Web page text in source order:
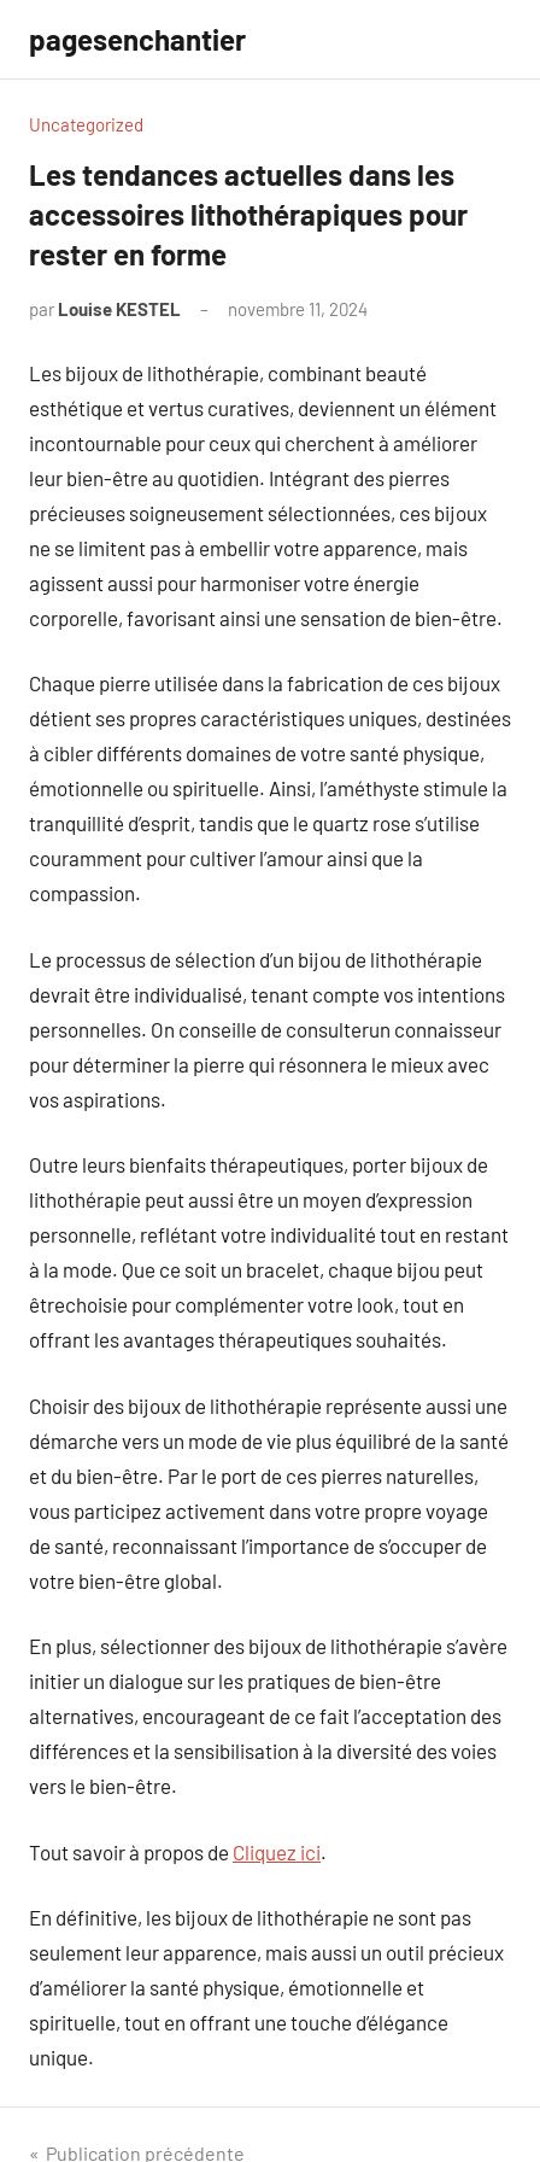
contenu
pagesenchantier
Uncategorized
Les tendances actuelles dans les
accessoires lithothérapiques pour
rester en forme
par Louise KESTEL novembre 11, 2024
Les bijoux de lithothérapie, combinant beauté
esthétique et vertus curatives, deviennent un élément
incontournable pour ceux qui cherchent à améliorer
leur bien-être au quotidien. Intégrant des pierres
précieuses soigneusement sélectionnées, ces bijoux
ne se limitent pas à embellir votre apparence, mais
agissent aussi pour harmoniser votre énergie
corporelle, favorisant ainsi une sensation de bien-être.
Chaque pierre utilisée dans la fabrication de ces bijoux
détient ses propres caractéristiques uniques, destinées
à cibler différents domaines de votre santé physique,
émotionnelle ou spirituelle. Ainsi, l’améthyste stimule la
tranquillité d’esprit, tandis que le quartz rose s’utilise
couramment pour cultiver l’amour ainsi que la
compassion.
Le processus de sélection d’un bijou de lithothérapie
devrait être individualisé, tenant compte vos intentions
personnelles. On conseille de consulterun connaisseur
pour déterminer la pierre qui résonnera le mieux avec
vos aspirations.
Outre leurs bienfaits thérapeutiques, porter bijoux de
lithothérapie peut aussi être un moyen d’expression
personnelle, reflétant votre individualité tout en restant
à la mode. Que ce soit un bracelet, chaque bijou peut
êtrechoisie pour complémenter votre look, tout en
offrant les avantages thérapeutiques souhaités.
Choisir des bijoux de lithothérapie représente aussi une
démarche vers un mode de vie plus équilibré de la santé
et du bien-être. Par le port de ces pierres naturelles,
vous participez activement dans votre propre voyage
de santé, reconnaissant l’importance de s’occuper de
votre bien-être global.
En plus, sélectionner des bijoux de lithothérapie s’avère
initier un dialogue sur les pratiques de bien-être
alternatives, encourageant de ce fait l’acceptation des
différences et la sensibilisation à la diversité des voies
vers le bien-être.
Tout savoir à propos de Cliquez ici.
En définitive, les bijoux de lithothérapie ne sont pas
seulement leur apparence, mais aussi un outil précieux
d’améliorer la santé physique, émotionnelle et
spirituelle, tout en offrant une touche d’élégance
unique.
Publication précédente